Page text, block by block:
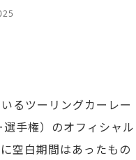
るツーリングカーレー
手権）のオフィシャル
空白期間はあったもの